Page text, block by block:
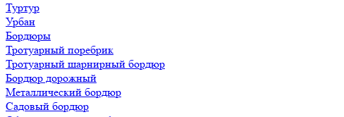
Туртур
Урбан
Бордюры
Тротуарный поребрик
Тротуарный шарнирный бордюр
Бордюр дорожный
Металлический бордюр
Садовый бордюр